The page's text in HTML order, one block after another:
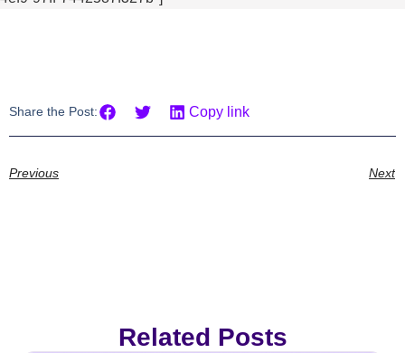
Share the Post: Copy link
Previous Next
Related Posts